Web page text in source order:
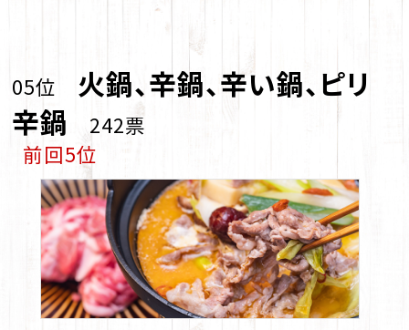
05位 火鍋、辛鍋、辛い鍋、ピリ
辛鍋 242票
前回5位